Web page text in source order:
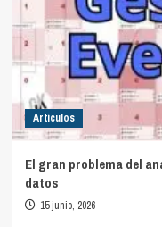
Artículos
El gran problema del
datos
15 junio, 2026